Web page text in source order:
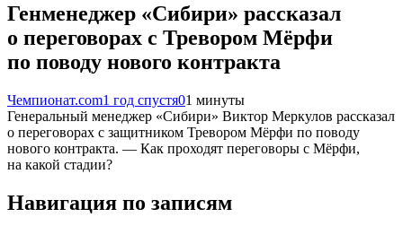
Генменеджер «Сибири» рассказал
о переговорах с Тревором Мёрфи
по поводу нового контракта
Чемпионат.com1 год спустя01 минуты
Генеральный менеджер «Сибири» Виктор Меркулов рассказал
о переговорах с защитником Тревором Мёрфи по поводу
нового контракта. — Как проходят переговоры с Мёрфи,
на какой стадии?
Навигация по записям